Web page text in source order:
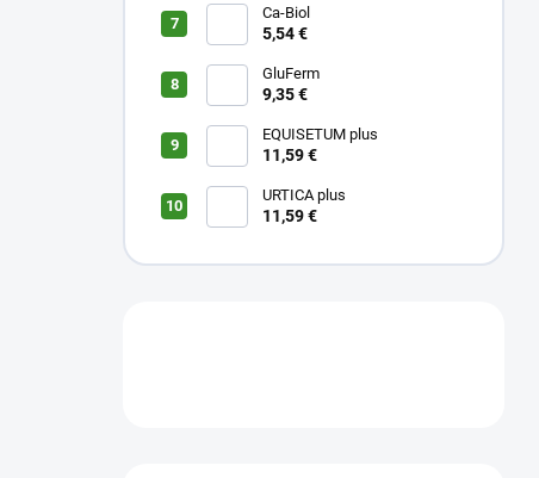
Ca-Biol
5,54 €
GluFerm
9,35 €
EQUISETUM plus
11,59 €
URTICA plus
11,59 €